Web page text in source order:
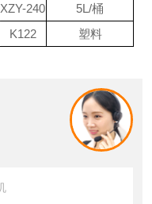
XZY-240
5L/桶
K122 塑料